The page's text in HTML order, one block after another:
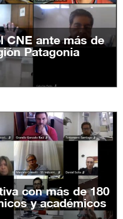
CNE ante más de
Patagonia
con más de 180
y académicos